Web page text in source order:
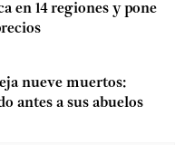
en 14 regiones y pone
nueve muertos:
antes a sus abuelos